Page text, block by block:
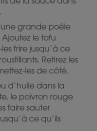
une grande poêle
le tofu
frire jusqu’à ce
Retirez les
les de côté.
d’huile dans la
le poivron rouge
faire sauter
ce qu’ils